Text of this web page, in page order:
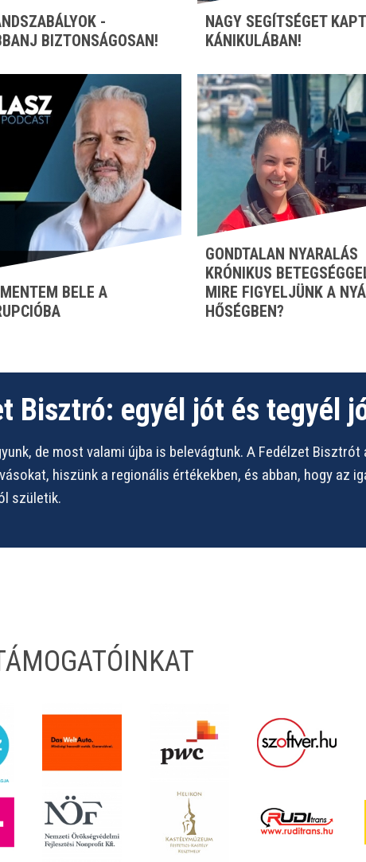
-
BIZTONSÁGOSAN!
NAGY SEGÍTSÉGET
KÁNIKULÁBAN!
BELE A
GONDTALAN NYARALÁS
KRÓNIKUS
MIRE FIGYELJÜNK A
HŐSÉGBEN?
Bisztró: egyél jót és tegyél
de most valami újba is belevágtunk. A Fedélzet
hiszünk a regionális értékekben, és abban, hogy az
születik.